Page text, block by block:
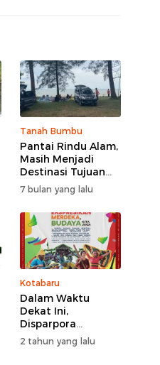
Tanah Bumbu
Pantai Rindu Alam,
Masih Menjadi
Destinasi Tujuan
Wisata di Tanah
Bumbu dengan
Rindangnya Pohon
Pinus
7 bulan yang lalu
Kotabaru
Dalam Waktu
Dekat Ini,
Disparpora
Kotabaru Bakal
Menggelar Festival
2 tahun yang lalu